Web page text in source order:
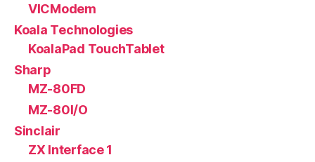
VICModem
Koala Technologies
KoalaPad TouchTablet
Sharp
MZ-80FD
MZ-80I/O
Sinclair
ZX Interface 1